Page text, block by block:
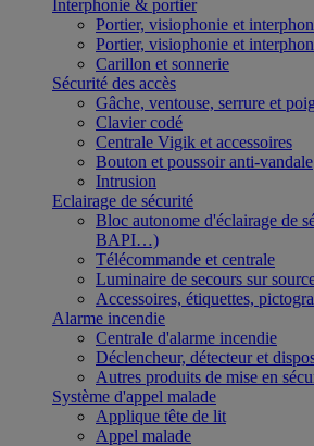
Interphonie & portier
Portier, visiophonie et
Portier, visiophonie et
Carillon et sonnerie
Sécurité des accès
Gâche, ventouse, serrure et
Clavier codé
Centrale Vigik et accessoires
Bouton et poussoir anti-vandale
Intrusion
Eclairage de sécurité
Bloc autonome d'éclairage de
BAPI…)
Télécommande et centrale
Luminaire de secours sur
Accessoires, étiquettes,
Alarme incendie
Centrale d'alarme incendie
Déclencheur, détecteur et
Autres produits de mise en
Système d'appel malade
Applique tête de lit
Appel malade